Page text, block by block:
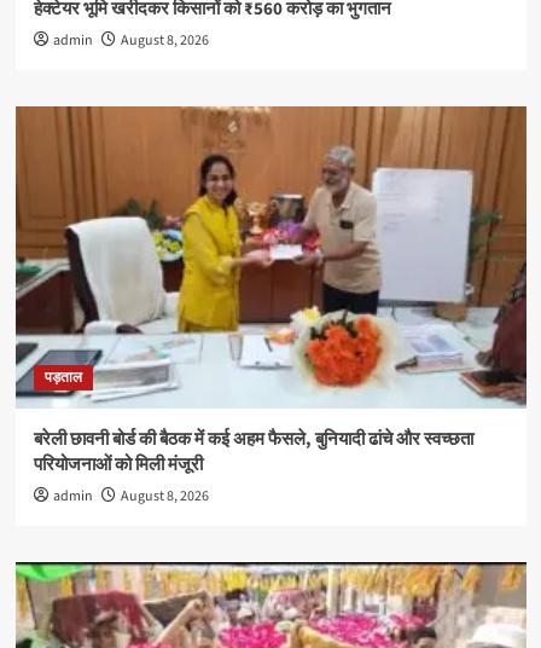
हेक्टेयर भूमि खरीदकर किसानों को ₹560 करोड़ का भुगतान
admin August 8, 2026
पड़ताल
बरेली छावनी बोर्ड की बैठक में कई अहम फैसले, बुनियादी ढांचे और स्वच्छता
परियोजनाओं को मिली मंजूरी
admin August 8, 2026